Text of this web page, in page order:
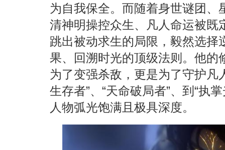
为自我保全。而随着身世谜团
清神明操控众生、凡人命运被既
跳出被动求生的局限，毅然选择
果、回溯时光的顶级法则。他的
为了变强杀敌，更是为了守护凡
生存者”、“天命破局者”、到“执
人物弧光饱满且极具深度。